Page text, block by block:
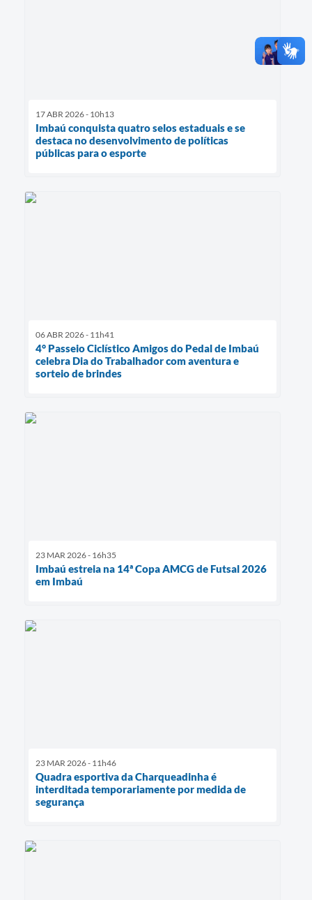
17 ABR 2026 - 10h13
Imbaú conquista quatro selos estaduais e se
destaca no desenvolvimento de políticas
públicas para o esporte
06 ABR 2026 - 11h41
4° Passeio Ciclístico Amigos do Pedal de Imbaú
celebra Dia do Trabalhador com aventura e
sorteio de brindes
23 MAR 2026 - 16h35
Imbaú estreia na 14ª Copa AMCG de Futsal 2026
em Imbaú
23 MAR 2026 - 11h46
Quadra esportiva da Charqueadinha é
interditada temporariamente por medida de
segurança